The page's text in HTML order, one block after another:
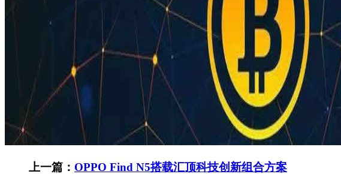
上一篇： OPPO Find N5搭载汇顶科技创新组合方案